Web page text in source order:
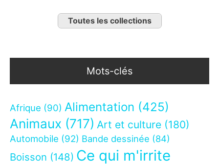
Toutes les collections
Mots-clés
Afrique (90) Alimentation (425)
Animaux (717) Art et culture (180)
Automobile (92) Bande dessinée (84)
Boisson (148) Ce qui m'irrite